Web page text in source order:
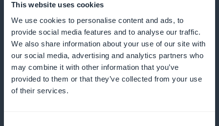
This website uses cookies
We use cookies to personalise content and ads, to
provide social media features and to analyse our traffic.
We also share information about your use of our site with
our social media, advertising and analytics partners who
may combine it with other information that you’ve
provided to them or that they’ve collected from your use
of their services.
Insights in Echtzeit